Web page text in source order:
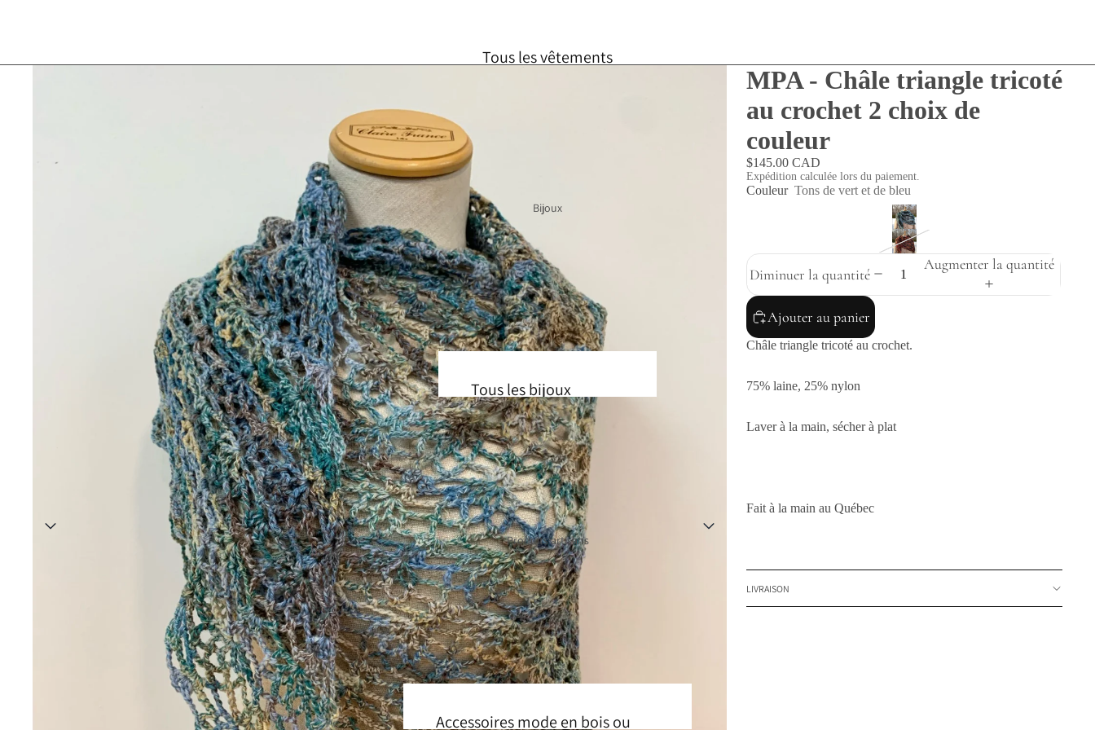
Tous les vêtements
Vestes
Taille unique
SOLDES
Chèque cadeau
Bijoux
Tous les bijoux
Boucles d'oreilles
Colliers
Bagues
Bracelets
Broches
Par artisan
Audrey Seyer
BOM Design
Claudine Moncion
Coralie Huckel
Produits artisans
Accessoires mode en bois ou
MPA - Châle triangle tricoté
au crochet 2 choix de
couleur
$145.00 CAD
Expédition calculée lors du paiement.
Couleur Tons de vert et de bleu
Diminuer la quantité
Augmenter la quantité
Ajouter au panier
Châle triangle tricoté au crochet.
75% laine, 25% nylon
Laver à la main, sécher à plat
Fait à la main au Québec
LIVRAISON